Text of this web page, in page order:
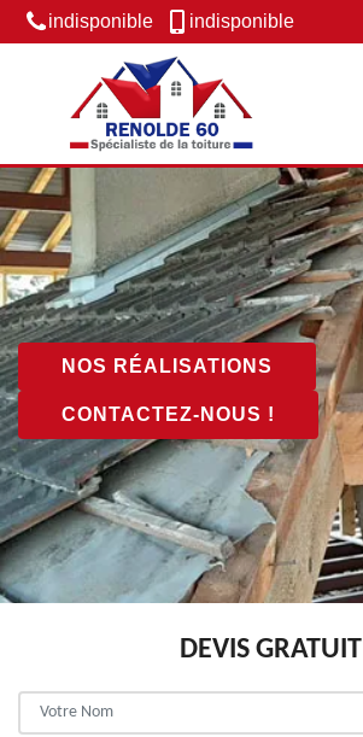
indisponible indisponible
NOS RÉALISATIONS
CONTACTEZ-NOUS !
DEVIS GRATUIT